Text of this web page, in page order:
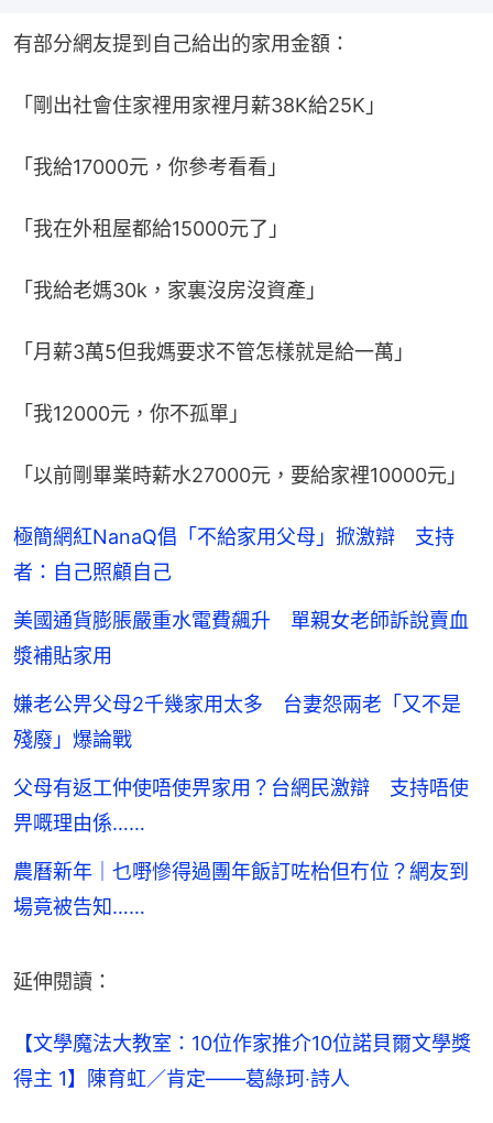
有部分網友提到自己給出的家用金額：
「剛出社會住家裡用家裡月薪38K給25K」
「我給17000元，你參考看看」
「我在外租屋都給15000元了」
「我給老媽30k，家裏沒房沒資產」
「月薪3萬5但我媽要求不管怎樣就是給一萬」
「我12000元，你不孤單」
「以前剛畢業時薪水27000元，要給家裡10000元」
極簡網紅NanaQ倡「不給家用父母」掀激辯 支持
者：自己照顧自己
美國通貨膨脹嚴重水電費飆升 單親女老師訴說賣血
漿補貼家用
嫌老公畀父母2千幾家用太多 台妻怨兩老「又不是
殘廢」爆論戰
父母有返工仲使唔使畀家用？台網民激辯 支持唔使
畀嘅理由係……
農曆新年｜乜嘢慘得過團年飯訂咗枱但冇位？網友到
場竟被告知……
延伸閱讀：
【文學魔法大教室：10位作家推介10位諾貝爾文學獎
得主 1】陳育虹／肯定——葛綠珂‧詩人